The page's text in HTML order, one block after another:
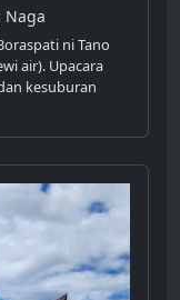
Naga
ni Tano
air). Upacara
kesuburan